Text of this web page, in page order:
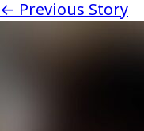
← Previous Story